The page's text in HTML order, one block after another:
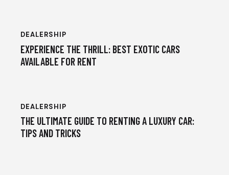
DEALERSHIP
EXPERIENCE THE THRILL: BEST EXOTIC CARS
AVAILABLE FOR RENT
DEALERSHIP
THE ULTIMATE GUIDE TO RENTING A LUXURY CAR:
TIPS AND TRICKS